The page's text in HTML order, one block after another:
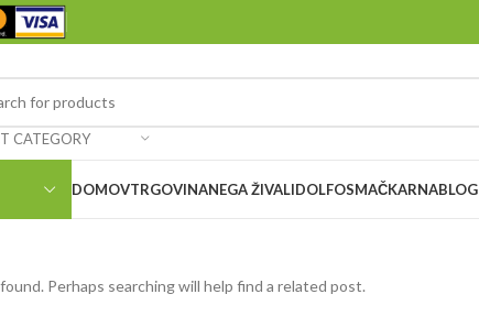
CATEGORY
DOMOVTRGOVINANEGA ŽIVALIDOLFOSMAČKARNABLOG
Perhaps searching will help find a related post.